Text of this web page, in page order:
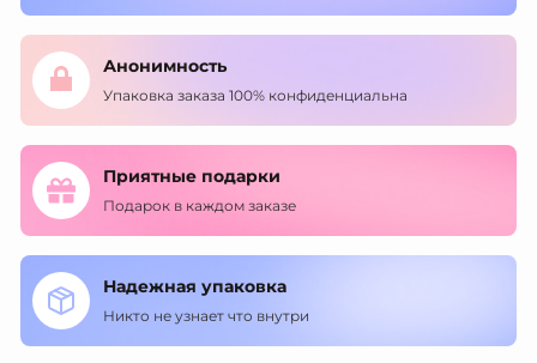
Анонимность
Упаковка заказа 100% конфиденциальна
Приятные подарки
Подарок в каждом заказе
Надежная упаковка
Никто не узнает что внутри